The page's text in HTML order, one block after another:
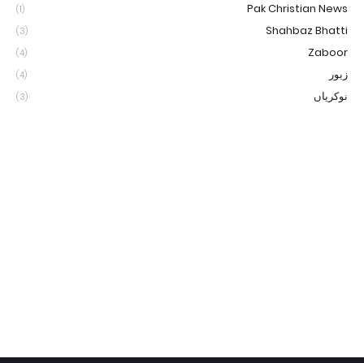
Pak Christian News
(1)
Shahbaz Bhatti
(3)
Zaboor
(4)
زبور (4)
نوکریاں (3)